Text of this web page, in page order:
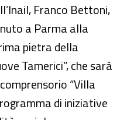
Franco Bettoni,
a Parma alla
pietra della
Tamerici”, che sarà
“Villa
di iniziative